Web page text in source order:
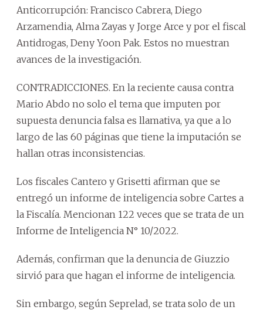
Anticorrupción: Francisco Cabrera, Diego
Arzamendia, Alma Zayas y Jorge Arce y por el fiscal
Antidrogas, Deny Yoon Pak. Estos no muestran
avances de la investigación.
CONTRADICCIONES. En la reciente causa contra
Mario Abdo no solo el tema que imputen por
supuesta denuncia falsa es llamativa, ya que a lo
largo de las 60 páginas que tiene la imputación se
hallan otras inconsistencias.
Los fiscales Cantero y Grisetti afirman que se
entregó un informe de inteligencia sobre Cartes a
la Fiscalía. Mencionan 122 veces que se trata de un
Informe de Inteligencia N° 10/2022.
Además, confirman que la denuncia de Giuzzio
sirvió para que hagan el informe de inteligencia.
Sin embargo, según Seprelad, se trata solo de un